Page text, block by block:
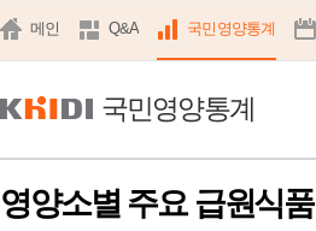
메인 Q&A 국민영양통계
국민영양통계
영양소별 주요 급원식품